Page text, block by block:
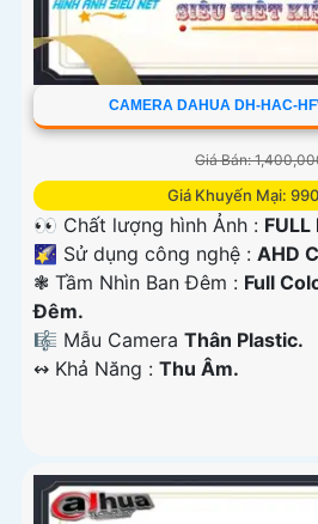
CAMERA DAHUA DH-HAC-
Giá Bán:
Giá Khuyến Mại:
👀 Chất lượng hình Ảnh : FULL
🌠 Sử dụng công nghệ : AHD
❃ Tầm Nhìn Ban Đêm : Full
Đêm.
🎼️ Mẫu Camera Thân Plastic.
️↭ Khả Năng : Thu Âm.